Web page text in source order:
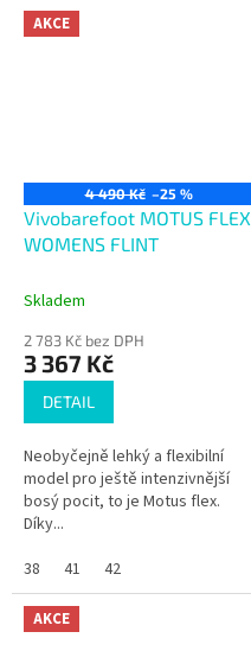
AKCE
4 490 Kč –25 %
Vivobarefoot MOTUS FLEX
WOMENS FLINT
Skladem
2 783 Kč bez DPH
3 367 Kč
DETAIL
Neobyčejně lehký a flexibilní
model pro ještě intenzivnější
bosý pocit, to je Motus flex.
Díky...
38
41 42
AKCE